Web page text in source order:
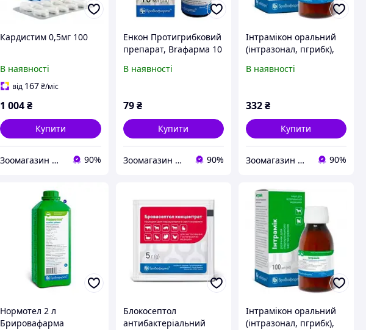
Кардистим 0,5мг 100
В наявності
від 167₴/міс
1 004₴
Купити
Зоомагазин Фауна 90%
Енкон Протигрибковий
препарат, Braфарма 10
В наявності
79 ₴
Купити
Зоомагазин Фауна 90%
Інтрамікон оральний
(інтразонал, пгрибк),
В наявності
332₴
Купити
Зоомагазин Фауна 90%
Нормотел 2 л
Брировафарма
Блокосептол
антибактеріальний
Інтрамікон оральний
(інтразонал, пгрибк),